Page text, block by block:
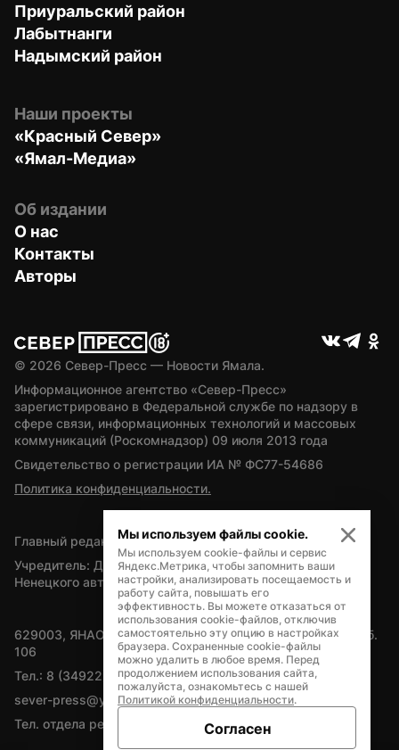
Приуральский район
Лабытнанги
Надымский район
Наши проекты
«Красный Север»
«Ямал-Медиа»
Об издании
О нас
Контакты
Авторы
© 2026 Север-Пресс — Новости Ямала.
Информационное агентство «Север-Пресс»
зарегистрировано в Федеральной службе по надзору в
сфере связи, информационных технологий и массовых
коммуникаций (Роскомнадзор) 09 июля 2013 года
Свидетельство о регистрации ИА № ФС77-54686
Политика конфиденциальности.
Главный редактор — А.Л. Поздеев
Учредитель: Департамент внутренней политики Ямало-
Ненецкого автономного округа
629003, ЯНАО, Салехард, мкр. Богдана Кнунянца, д.1, каб.
106
Тел.: 8 (34922) 71262
sever-press@yamal-media.ru
Тел. отдела рекламы: 8 (34922) 42728
Мы используем файлы cookie.
Мы используем cookie-файлы и сервис
Яндекс.Метрика, чтобы запомнить ваши
настройки, анализировать посещаемость и
работу сайта, повышать его
эффективность. Вы можете отказаться от
использования cookie-файлов, отключив
самостоятельно эту опцию в настройках
браузера. Сохраненные cookie-файлы
можно удалить в любое время. Перед
продолжением использования сайта,
пожалуйста, ознакомьтесь с нашей
Политикой конфиденциальности.
Согласен